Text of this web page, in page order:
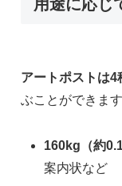
用途に応じ
アートポストは4
ぶことができます
160kg（約
案内状など